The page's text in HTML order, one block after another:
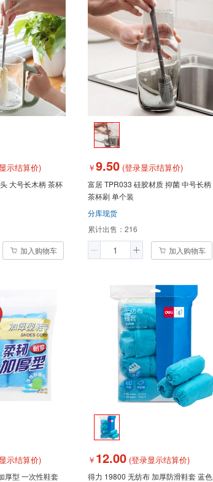
示结算价)
大号长木柄 茶杯
加入购物车
￥9.50 (登录显示结算价)
富居 TPR033 硅胶材质 抑菌 中号长柄
茶杯刷 单个装
分库现货
累计出售： 216
加入购物车
示结算价)
厚型 一次性鞋套
￥ 12.00 (登录显示结算价)
得力 19800 无纺布 加厚防滑鞋套 蓝色